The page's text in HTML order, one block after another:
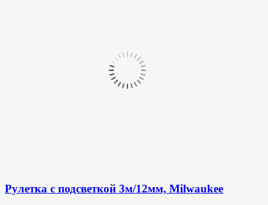
Рулетка с подсветкой 3м/12мм, Milwaukee